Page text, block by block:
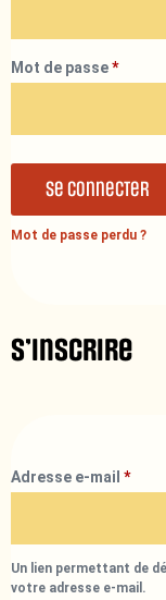
Mot de passe*
Se connecter
Mot de passe perdu ?
S’inscrire
Adresse e-mail *
Un lien permettant de
votre adresse e-mail.